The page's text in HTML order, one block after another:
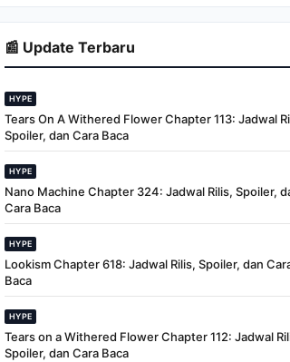
📰 Update Terbaru
HYPE
Tears On A Withered Flower Chapter 113: Jadwal
Spoiler, dan Cara Baca
HYPE
Nano Machine Chapter 324: Jadwal Rilis, Spoiler,
Cara Baca
HYPE
Lookism Chapter 618: Jadwal Rilis, Spoiler, dan
Baca
HYPE
Tears on a Withered Flower Chapter 112: Jadwal
Spoiler, dan Cara Baca